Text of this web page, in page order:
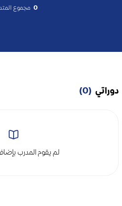
0 مجموع
دوراتي (0)
لم يقوم المدرب